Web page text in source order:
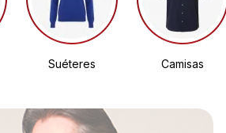
Suéteres Camisas